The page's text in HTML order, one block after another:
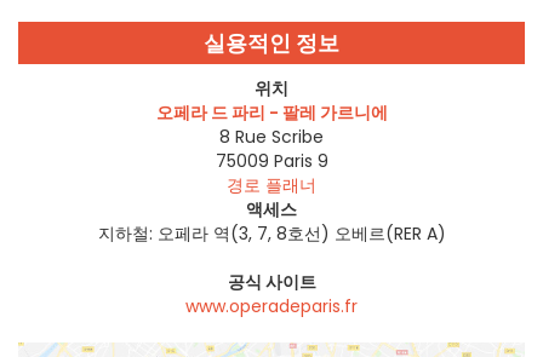
실용적인 정보
위치
오페라 드 파리 - 팔레 가르니에
8 Rue Scribe
75009 Paris 9
경로 플래너
액세스
지하철: 오페라 역(3, 7, 8호선) 오베르(RER A)
공식 사이트
www.operadeparis.fr